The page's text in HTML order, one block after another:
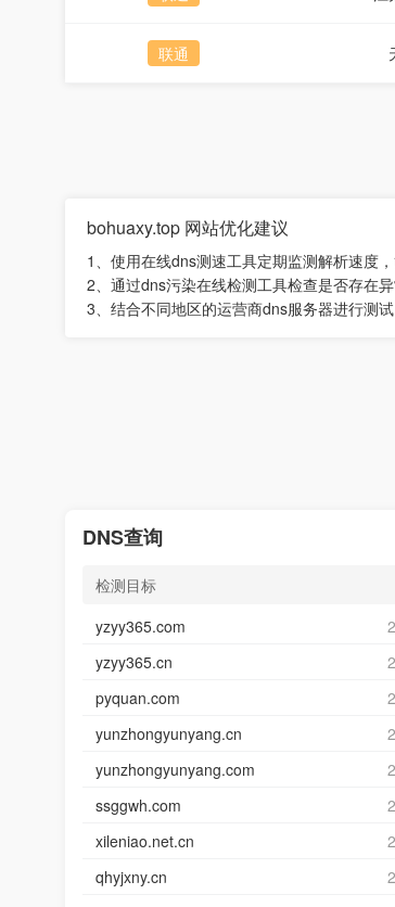
联通
bohuaxy.top 网站优化建议
1、使用在线dns测速工具定期监测解析速度
2、通过dns污染在线检测工具检查是否存在
3、结合不同地区的运营商dns服务器进行测
DNS查询
检测目标
yzyy365.com
yzyy365.cn
pyquan.com
yunzhongyunyang.cn
yunzhongyunyang.com
ssggwh.com
xileniao.net.cn
qhyjxny.cn